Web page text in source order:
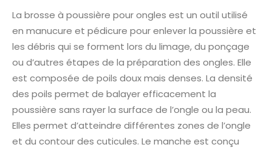
La brosse à poussière pour ongles est un outil utilisé
en manucure et pédicure pour enlever la poussière et
les débris qui se forment lors du limage, du ponçage
ou d’autres étapes de la préparation des ongles. Elle
est composée de poils doux mais denses. La densité
des poils permet de balayer efficacement la
poussière sans rayer la surface de l’ongle ou la peau.
Elles permet d’atteindre différentes zones de l’ongle
et du contour des cuticules. Le manche est conçu